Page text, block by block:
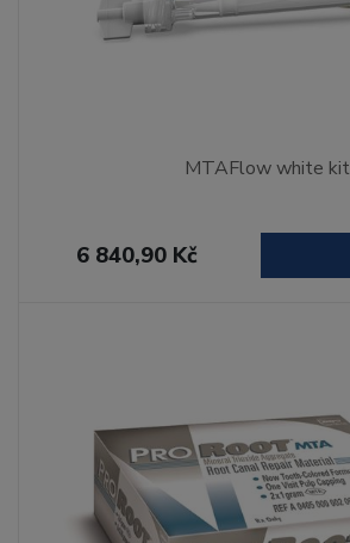
MTAFlow white kit
6 840,90 Kč